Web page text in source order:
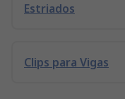
Estriados
Clips para Vigas